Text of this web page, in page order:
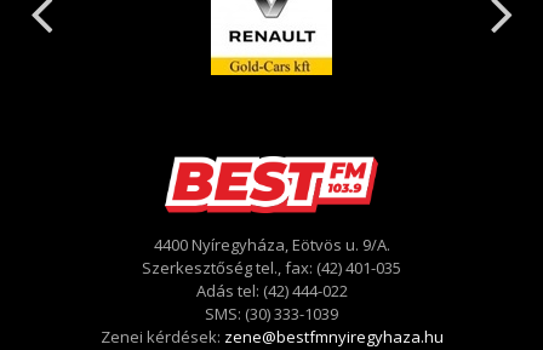
4400 Nyíregyháza, Eötvös u. 9/A.
Szerkesztőség tel., fax: (42) 401-035
Adás tel: (42) 444-022
SMS: (30) 333-1039
Zenei kérdések: zene@bestfmnyiregyhaza.hu